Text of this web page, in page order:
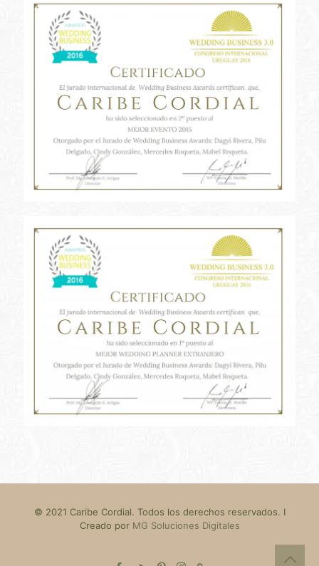
© 2021 Caribe Cordial. Todos los derechos reservados. I
Creado por MG Soluciones Digitales